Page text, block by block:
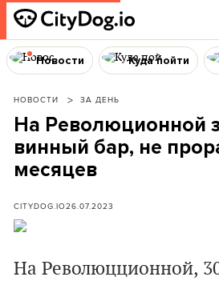
Новости Куда пойти
НОВОСТИ ЗА ДЕНЬ
На Революционной
винный бар, не
месяцев
CITYDOG.IO26.07.2023
На Революцционной,